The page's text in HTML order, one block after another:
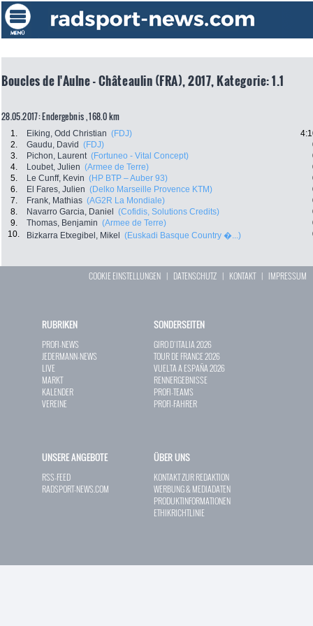
Boucles de l'Aulne - Châteaulin (FRA), 2017, Kategorie: 1.1
28.05.2017: Endergebnis , 168.0 km
1. Eiking, Odd Christian (FDJ)
2.
Gaudu, David (FDJ)
3.
Pichon, Laurent (Fortuneo - Vital Concept)
4.
Loubet, Julien (Armee de Terre)
5.
Le Cunff, Kevin (HP BTP – Auber 93)
6.
El Fares, Julien (Delko Marseille Provence KTM)
7.
Frank, Mathias (AG2R La Mondiale)
8.
Navarro Garcia, Daniel (Cofidis, Solutions Credits)
9.
Thomas, Benjamin (Armee de Terre)
10.
Bizkarra Etxegibel, Mikel (Euskadi Basque Country �...)
COOKIE EINSTELLUNGEN | DATENSCHUTZ | KONTAKT| IMPRESSUM
RUBRIKEN
PROFI-NEWS
JEDERMANN-NEWS
LIVE
MARKT
KALENDER
VEREINE
SONDERSEITEN
GIRO D`ITALIA 2026
TOUR DE FRANCE 2026
VUELTA A ESPAÑA 2026
RENNERGEBNISSE
PROFI-TEAMS
PROFI-FAHRER
UNSERE ANGEBOTE
RSS-FEED
RADSPORT-NEWS.COM
ÜBER UNS
KONTAKT ZUR REDAKTION
WERBUNG & MEDIADATEN
PRODUKTINFORMATIONEN
ETHIKRICHTLINIE